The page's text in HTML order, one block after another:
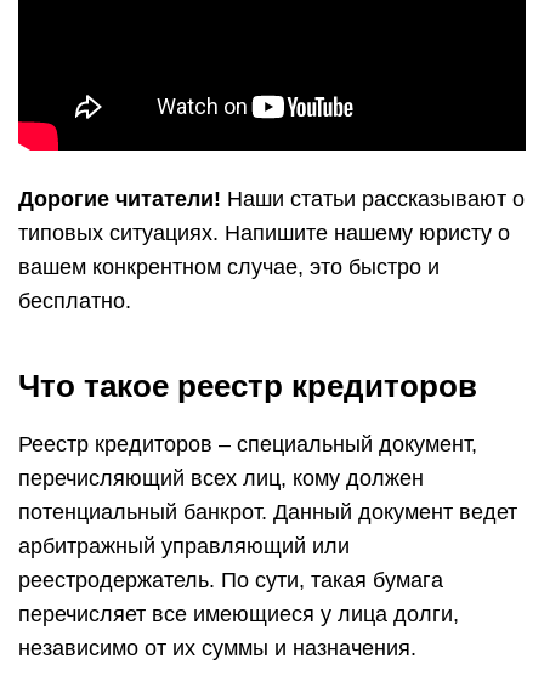
Дорогие читатели! Наши статьи рассказывают о
типовых ситуациях. Напишите нашему юристу о
вашем конкрентном случае, это быстро и
бесплатно.
Что такое реестр кредиторов
Реестр кредиторов – специальный документ,
перечисляющий всех лиц, кому должен
потенциальный банкрот. Данный документ ведет
арбитражный управляющий или
реестродержатель. По сути, такая бумага
перечисляет все имеющиеся у лица долги,
независимо от их суммы и назначения.